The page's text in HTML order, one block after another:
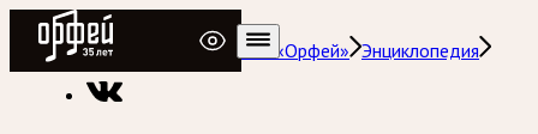
Радио Орфей
Радио классической музыки «Орфей» Энциклопедия